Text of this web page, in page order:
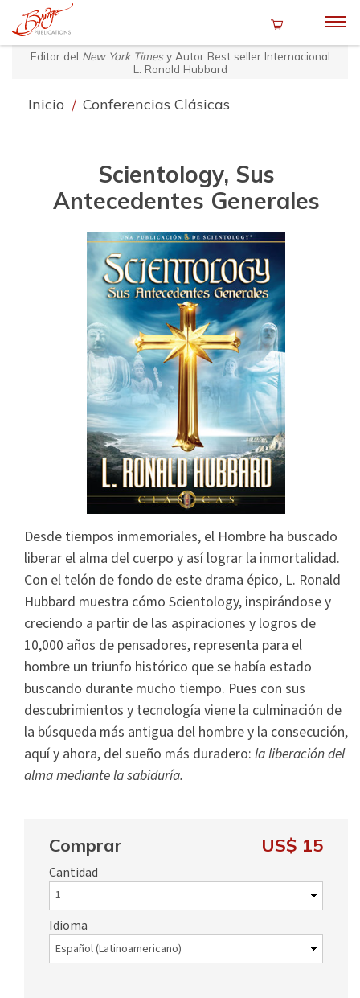
Editor del New York Timesy Autor Best seller Internacional
L. Ronald Hubbard
Inicio / Conferencias Clásicas
Scientology, Sus
Antecedentes Generales
Desde tiempos inmemoriales, el Hombre ha buscado
liberar el alma del cuerpo y así lograr la inmortalidad.
Con el telón de fondo de este drama épico, L. Ronald
Hubbard muestra cómo Scientology, inspirándose y
creciendo a partir de las aspiraciones y logros de
10,000 años de pensadores, representa para el
hombre un triunfo histórico que se había estado
buscando durante mucho tiempo. Pues con sus
descubrimientos y tecnología viene la culminación de
la búsqueda más antigua del hombre y la consecución,
aquí y ahora, del sueño más duradero: la liberación del
alma mediante la sabiduría.
Comprar US$ 15
Cantidad
Idioma